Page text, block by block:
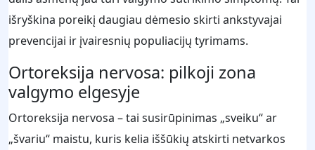
išryškina poreikį daugiau dėmesio skirti ankstyvajai
prevencijai ir įvairesnių populiacijų tyrimams.
Ortoreksija nervosa: pilkoji zona
valgymo elgesyje
Ortoreksija nervosa – tai susirūpinimas „sveiku“ ar
„švariu“ maistu, kuris kelia iššūkių atskirti netvarkos